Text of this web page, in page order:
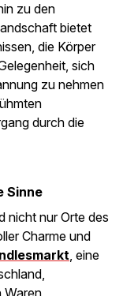
zu den
bietet
die Körper
sich
zu nehmen
durch die
Sinne
nicht nur Orte des
Charme und
, eine
Waren,